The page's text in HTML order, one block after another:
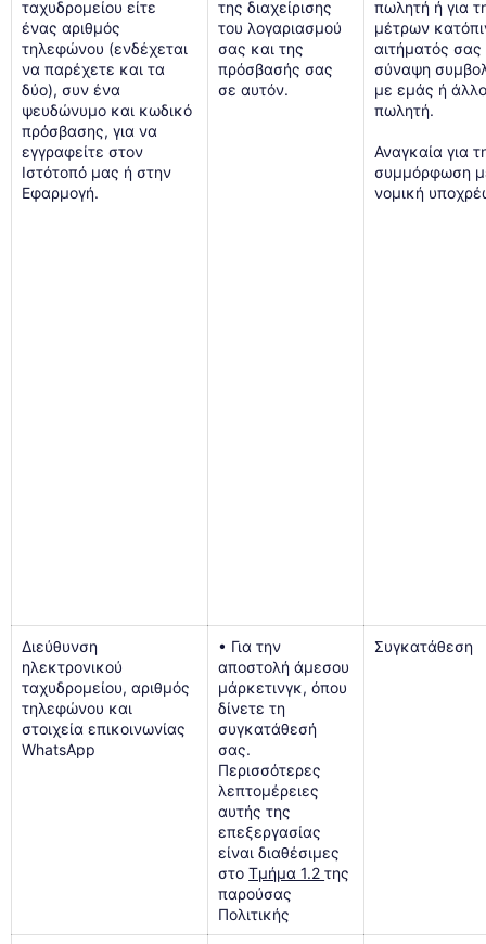
ταχυδρομείου είτε
ένας αριθμός
τηλεφώνου (ενδέχεται
να παρέχετε και τα
δύο), συν ένα
ψευδώνυμο και κωδικό
πρόσβασης, για να
εγγραφείτε στον
Ιστότοπό μας ή στην
Εφαρμογή.
της διαχείρισης
του λογαριασμού
σας και της
πρόσβασής σας
σε αυτόν.
πωλητή ή για
μέτρων
αιτήματός σας
σύναψη
με εμάς ή
πωλητή.
Αναγκαία για
συμμόρφωση
νομική
Διεύθυνση
ηλεκτρονικού
ταχυδρομείου, αριθμός
τηλεφώνου και
στοιχεία επικοινωνίας
WhatsApp
• Για την
αποστολή άμεσου
μάρκετινγκ, όπου
δίνετε τη
συγκατάθεσή
σας.
Περισσότερες
λεπτομέρειες
αυτής της
επεξεργασίας
είναι διαθέσιμες
στοΤμήμα 1.2της
παρούσας
Πολιτικής
Συγκατάθεση